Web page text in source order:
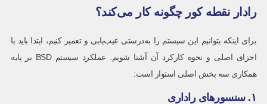
رادار نقطه کور چگونه کار می‌کند؟
برای اینکه بتوانیم این سیستم را به‌درستی عیب‌یابی و تعمیر کنیم، ابتدا باید با
اجزای اصلی و نحوه کارکرد آن آشنا شویم. عملکرد سیستم BSD بر پایه
همکاری سه بخش اصلی استوار است:
۱. سنسورهای راداری